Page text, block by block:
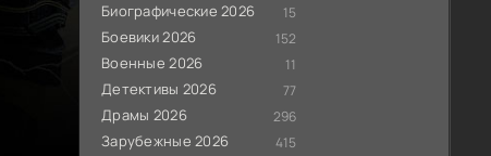
Биографические 2026 15
Боевики 2026 152
Военные 2026 11
Детективы 2026 77
Драмы 2026 296
Зарубежные 2026 415